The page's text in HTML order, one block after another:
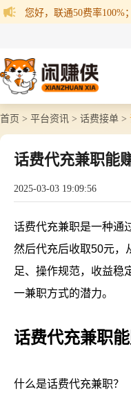
您好，联通50费率100%
首页 > 平台资讯 > 话费接单 >
话费代充兼职能
2025-03-03 19:09:56
话费代充兼职是一种通
然后代充后收取50元，
足、操作规范，收益稳
一兼职方式的潜力。
话费代充兼职能
什么是话费代充兼职？